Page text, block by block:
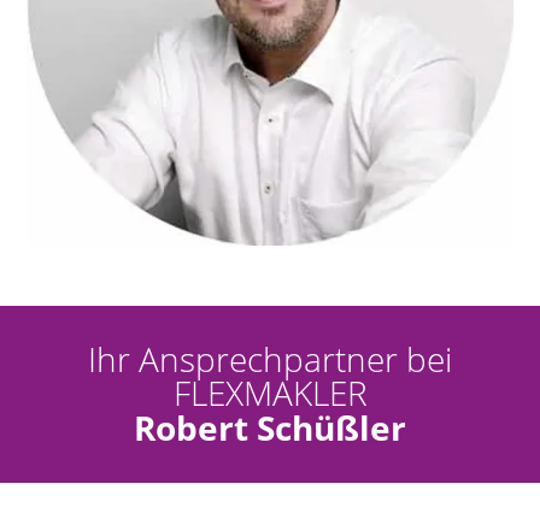
Ihr Ansprechpartner bei
FLEXMAKLER
Robert Schüßler